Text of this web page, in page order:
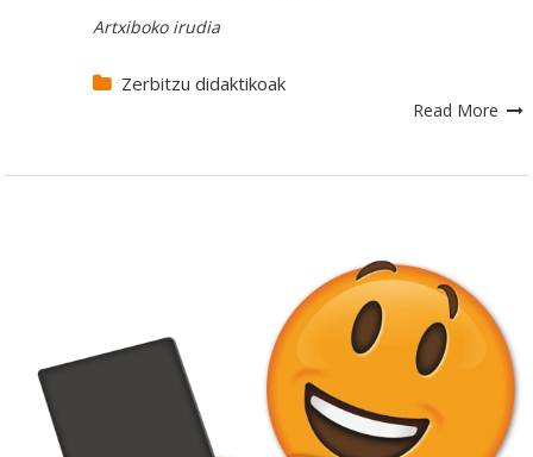
Artxiboko irudia
Zerbitzu didaktikoak
Read More